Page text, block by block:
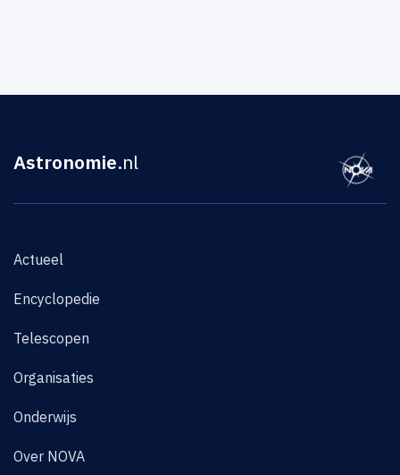
Astronomie.nl
Actueel
Encyclopedie
Telescopen
Organisaties
Onderwijs
Over NOVA